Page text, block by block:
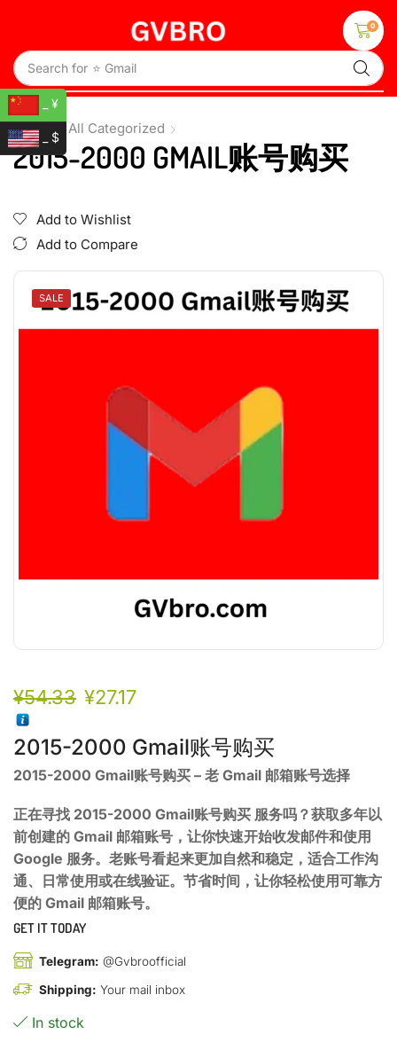
Search for ⭐ Gmail
0
Home All Categorized
2015-2000 GMAIL账号购买
Add to Wishlist
Add to Compare
SALE
¥54.33 ¥27.17
2015-2000 Gmail账号购买
2015-2000 Gmail账号购买 – 老 Gmail 邮箱账号选择
正在寻找 2015-2000 Gmail账号购买 服务吗？获取多年以
前创建的 Gmail 邮箱账号，让你快速开始收发邮件和使用
Google 服务。老账号看起来更加自然和稳定，适合工作沟
通、日常使用或在线验证。节省时间，让你轻松使用可靠方
便的 Gmail 邮箱账号。
GET IT TODAY
Telegram: @Gvbroofficial
Shipping: Your mail inbox
In stock
_ ¥
_ $